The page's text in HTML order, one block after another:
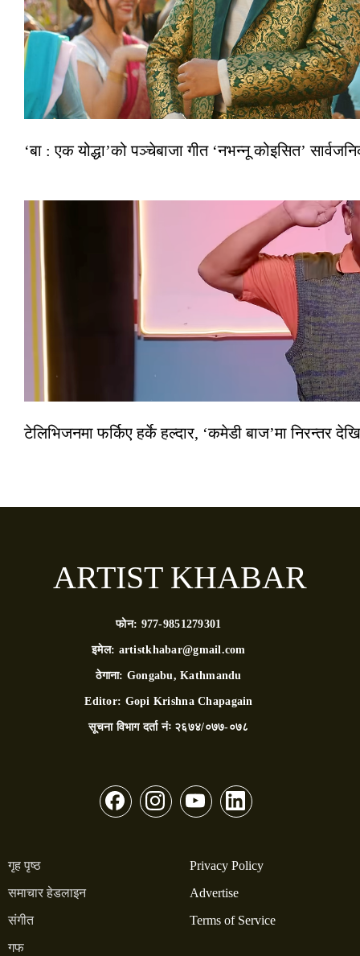
‘बा : एक योद्धा’को पञ्चेबाजा गीत ‘नभन्नू कोइसित’
टेलिभिजनमा फर्किए हर्के हल्दार, ‘कमेडी बाज’मा निरन्तर
ARTIST KHABAR
फोन: 977-9851279301
इमेल: artistkhabar@gmail.com
ठेगाना: Gongabu, Kathmandu
Editor: Gopi Krishna Chapagain
सूचना विभाग दर्ता नंः २६७४/०७७-०७८
गृह पृष्ठ
समाचार हेडलाइन
संगीत
गफ
Privacy Policy
Advertise
Terms of Service